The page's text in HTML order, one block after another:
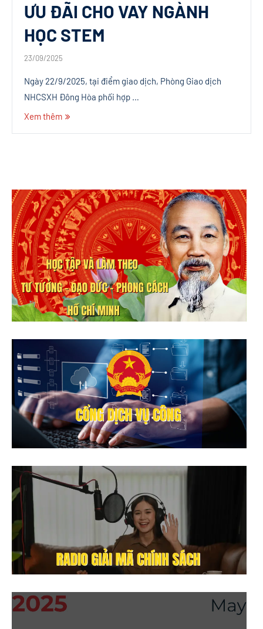
ƯU ĐÃI CHO VAY NGÀNH
HỌC STEM
23/09/2025
Ngày 22/9/2025, tại điểm giao dịch, Phòng Giao dịch
NHCSXH Đông Hòa phối hợp …
Xem thêm